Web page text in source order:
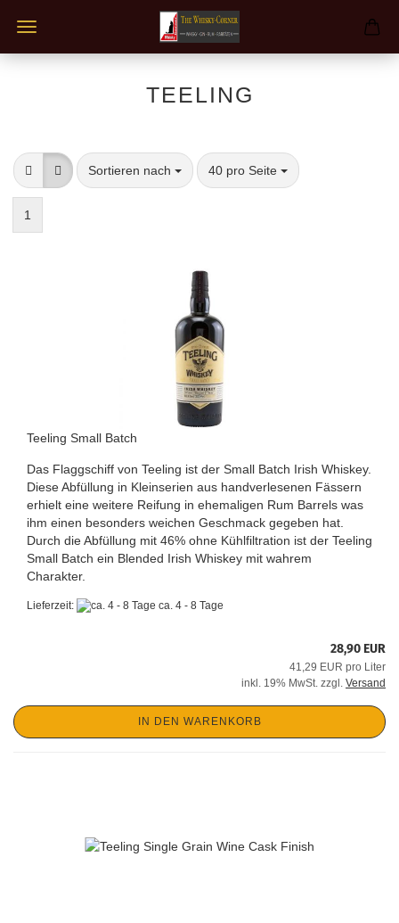
TEELING
Sortieren nach
Sortieren nach 40 pro Seite
pro Seite
1
Teeling Small Batch
Das Flaggschiff von Teeling ist der Small Batch Irish Whiskey.
Diese Abfüllung in Kleinserien aus handverlesenen Fässern
erhielt eine weitere Reifung in ehemaligen Rum Barrels was
ihm einen besonders weichen Geschmack gegeben hat.
Durch die Abfüllung mit 46% ohne Kühlfiltration ist der Teeling
Small Batch ein Blended Irish Whiskey mit wahrem
Charakter.
Lieferzeit: ca. 4 - 8 Tage
28,90 EUR
41,29 EUR pro Liter
inkl. 19% MwSt. zzgl. Versand
IN DEN WARENKORB